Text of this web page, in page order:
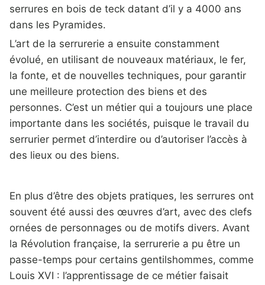
serrures en bois de teck datant d’il y a 4000 ans
dans les Pyramides.
L’art de la serrurerie a ensuite constamment
évolué, en utilisant de nouveaux matériaux, le fer,
la fonte, et de nouvelles techniques, pour garantir
une meilleure protection des biens et des
personnes. C’est un métier qui a toujours une place
importante dans les sociétés, puisque le travail du
serrurier permet d’interdire ou d’autoriser l’accès à
des lieux ou des biens.
En plus d’être des objets pratiques, les serrures ont
souvent été aussi des œuvres d’art, avec des clefs
ornées de personnages ou de motifs divers. Avant
la Révolution française, la serrurerie a pu être un
passe-temps pour certains gentilshommes, comme
Louis XVI : l’apprentissage de ce métier faisait